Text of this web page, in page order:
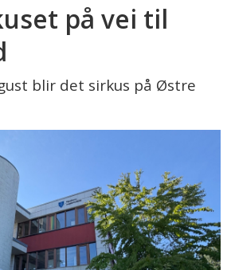
på vei til
blir det sirkus på Østre